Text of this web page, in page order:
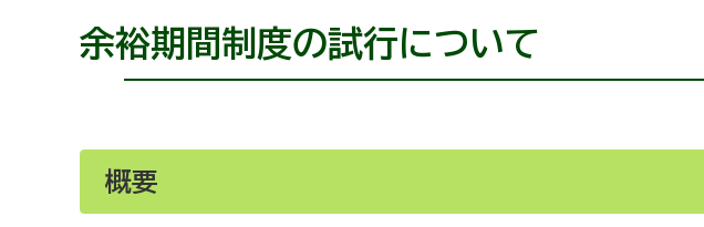
余裕期間制度の試行について
概要